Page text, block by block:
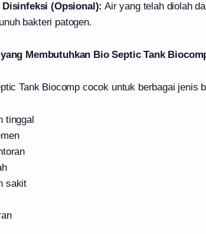
Disinfeksi (Opsional): Air yang telah diolah
bakteri patogen.
Membutuhkan Bio Septic Tank
Tank Biocomp cocok untuk berbagai jenis
tinggal
sakit